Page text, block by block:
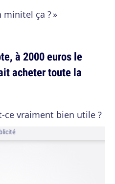
minitel ça ? »
à 2000 euros le
acheter toute la
ce vraiment bien utile ?